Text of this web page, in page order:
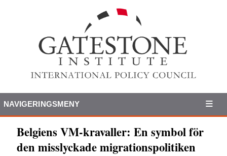
NAVIGERINGSMENY
Belgiens VM-kravaller: En symbol för
den misslyckade migrationspolitiken